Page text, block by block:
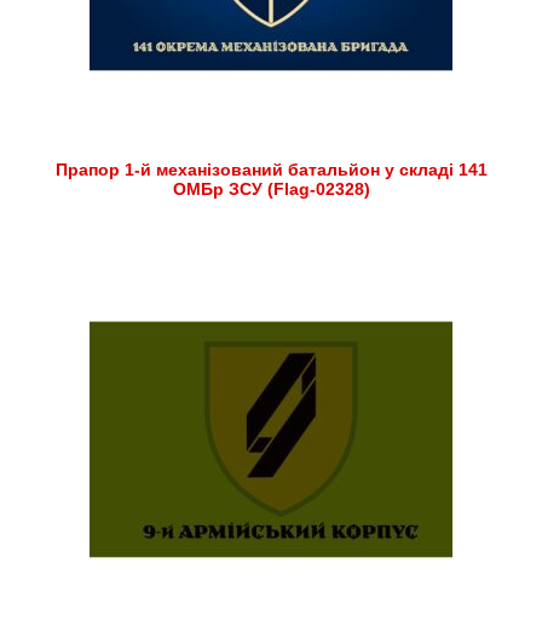
Прапор 1-й механізований батальйон у складі 141
ОМБр ЗСУ (Flag-02328)